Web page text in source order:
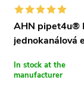
AHN pipet4u®
jednokanálová
In stock at the
manufacturer